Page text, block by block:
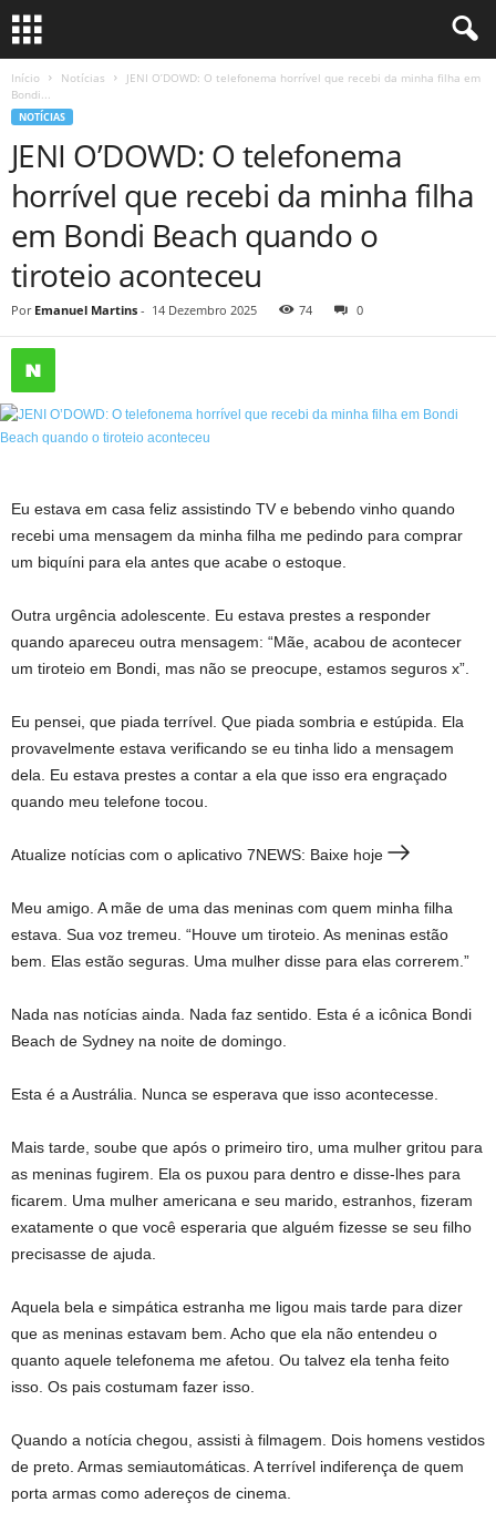
Início Notícias
JENI O’DOWD: O telefonema horrível que recebi da minha filha em
Bondi...
NOTÍCIAS
JENI O’DOWD: O telefonema
horrível que recebi da minha filha
em Bondi Beach quando o
tiroteio aconteceu
Por Emanuel Martins - 14 Dezembro 2025 74 0
Eu estava em casa feliz assistindo TV e bebendo vinho quando
recebi uma mensagem da minha filha me pedindo para comprar
um biquíni para ela antes que acabe o estoque.
Outra urgência adolescente. Eu estava prestes a responder
quando apareceu outra mensagem: “Mãe, acabou de acontecer
um tiroteio em Bondi, mas não se preocupe, estamos seguros x”.
Eu pensei, que piada terrível. Que piada sombria e estúpida. Ela
provavelmente estava verificando se eu tinha lido a mensagem
dela. Eu estava prestes a contar a ela que isso era engraçado
quando meu telefone tocou.
Atualize notícias com o aplicativo 7NEWS: Baixe hoje
Meu amigo. A mãe de uma das meninas com quem minha filha
estava. Sua voz tremeu. “Houve um tiroteio. As meninas estão
bem. Elas estão seguras. Uma mulher disse para elas correrem.”
Nada nas notícias ainda. Nada faz sentido. Esta é a icônica Bondi
Beach de Sydney na noite de domingo.
Esta é a Austrália. Nunca se esperava que isso acontecesse.
Mais tarde, soube que após o primeiro tiro, uma mulher gritou para
as meninas fugirem. Ela os puxou para dentro e disse-lhes para
ficarem. Uma mulher americana e seu marido, estranhos, fizeram
exatamente o que você esperaria que alguém fizesse se seu filho
precisasse de ajuda.
Aquela bela e simpática estranha me ligou mais tarde para dizer
que as meninas estavam bem. Acho que ela não entendeu o
quanto aquele telefonema me afetou. Ou talvez ela tenha feito
isso. Os pais costumam fazer isso.
Quando a notícia chegou, assisti à filmagem. Dois homens vestidos
de preto. Armas semiautomáticas. A terrível indiferença de quem
porta armas como adereços de cinema.